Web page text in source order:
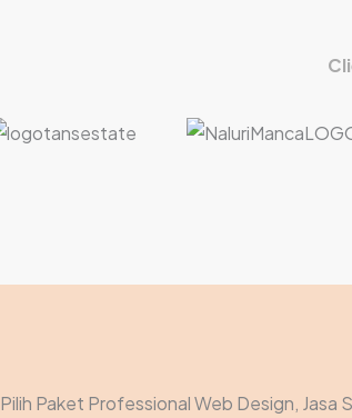
Pilih Paket Professional Web Design, Jasa